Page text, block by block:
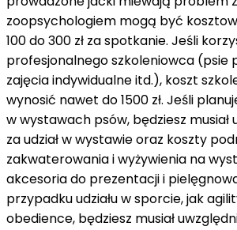
zoopsychologiem mogą być
100 do 300 zł za spotkanie. Jeśli
profesjonalnego szkoleniowca (psie
zajęcia indywidualne itd.), koszt
wynosić nawet do 1500 zł. Jeśli
w wystawach psów, będziesz musiał
za udział w wystawie oraz koszty
zakwaterowania i wyżywienia na
akcesoria do prezentacji i
przypadku udziału w sporcie, jak
obedience, będziesz musiał